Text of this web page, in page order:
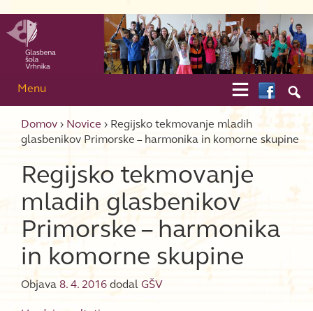

Menu 
Domov › Novice › Regijsko tekmovanje mladih
glasbenikov Primorske – harmonika in komorne skupine
Regijsko tekmovanje
mladih glasbenikov
Primorske – harmonika
in komorne skupine
Objava 8. 4. 2016 dodal GŠV